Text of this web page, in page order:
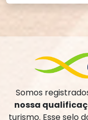
Somos
nossa
turismo. Esse selo